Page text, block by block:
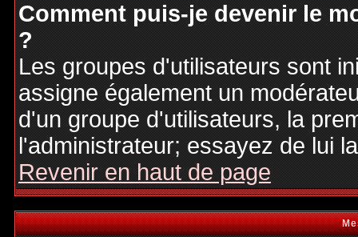
Comment puis-je devenir le
?
Les groupes d'utilisateurs sont
assigne également un
d'un groupe d'utilisateurs, la
l'administrateur; essayez de lui
Revenir en haut de page